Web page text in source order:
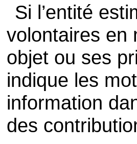
Si l’entité
volontaires en
objet ou ses
indique les
information
des